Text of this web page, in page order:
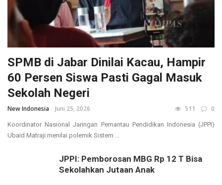
SPMB di Jabar Dinilai Kacau, Hampir
60 Persen Siswa Pasti Gagal Masuk
Sekolah Negeri
New Indonesia Juni 25, 2026 511 0
Koordinator Nasional Jaringan Pemantau Pendidikan Indonesia (JPPI)
Ubaid Matraji menilai polemik Sistem ...
JPPI: Pemborosan MBG Rp 12 T Bisa
Sekolahkan Jutaan Anak